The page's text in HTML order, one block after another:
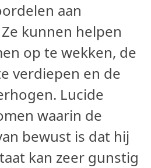
aan
kunnen helpen
op te wekken, de
verdiepen en de
Lucide
waarin de
bewust is dat hij
kan zeer gunstig